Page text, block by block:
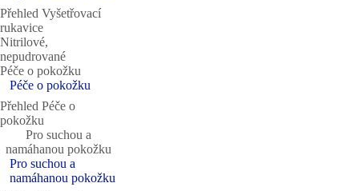
Přehled Vyšetřovací
rukavice
Nitrilové,
nepudrované
Péče o pokožku
Péče o pokožku
Přehled Péče o
pokožku
Pro suchou a
namáhanou pokožku
Pro suchou a
namáhanou pokožku